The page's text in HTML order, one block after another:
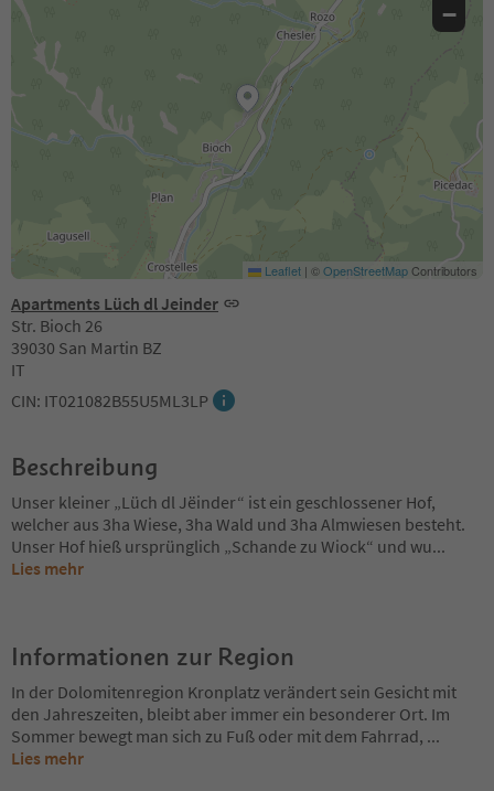
Apartments Lüch dl Jeinder
Str. Bioch 26
39030 San Martin BZ
IT
CIN: IT021082B55U5ML3LP
−
Leaflet | ©OpenStreetMapContributors
Beschreibung
Unser kleiner „Lüch dl Jëinder“ ist ein geschlossener Hof,
welcher aus 3ha Wiese, 3ha Wald und 3ha Almwiesen besteht.
Unser Hof hieß ursprünglich „Schande zu Wiock“ und wu...
Lies mehr
Informationen zur Region
In der Dolomitenregion Kronplatz verändert sein Gesicht mit
den Jahreszeiten, bleibt aber immer ein besonderer Ort. Im
Sommer bewegt man sich zu Fuß oder mit dem Fahrrad, ...
Lies mehr